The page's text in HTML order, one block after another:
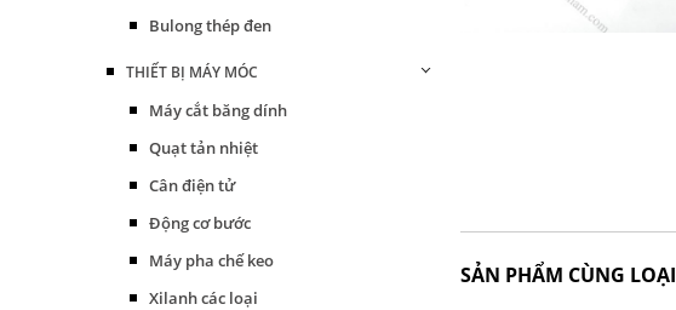
Bulong thép đen
THIẾT BỊ MÁY MÓC
Máy cắt băng dính
Quạt tản nhiệt
Cân điện tử
Động cơ bước
Máy pha chế keo
Xilanh các loại
SẢN PHẨM CÙNG LOẠI